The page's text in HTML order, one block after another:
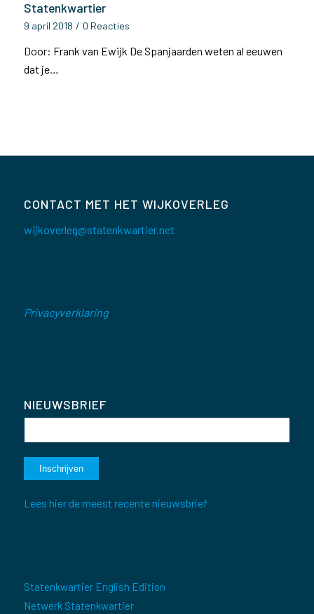
Statenkwartier
9 april 2018 / 0 Reacties
Door: Frank van Ewijk De Spanjaarden weten al eeuwen
dat je…
CONTACT MET HET WIJKOVERLEG
wijkoverleg@statenkwartier.net
Privacyverklaring
NIEUWSBRIEF
Lees hier de meest recente nieuwsbrief
Statenkwartier English Edition
Netwerk Statenkwartier